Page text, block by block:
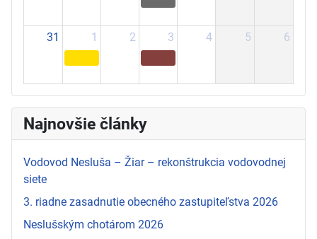
31 1 2 3 4 5 6
Najnovšie články
Vodovod Nesluša – Žiar – rekonštrukcia vodovodnej
siete
3. riadne zasadnutie obecného zastupiteľstva 2026
Neslušským chotárom 2026